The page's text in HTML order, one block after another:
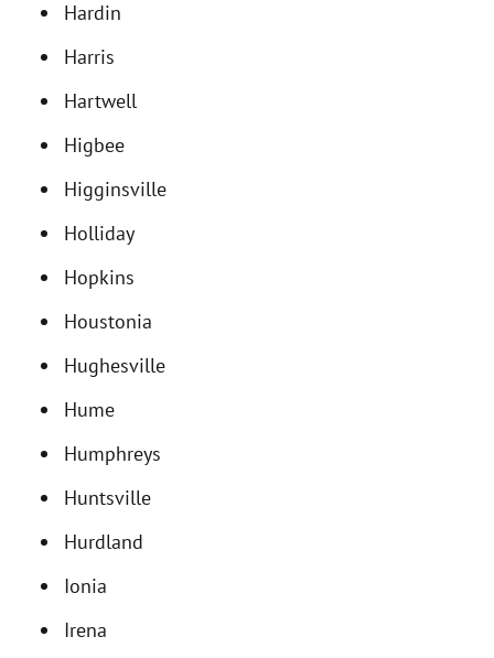
Hardin
Harris
Hartwell
Higbee
Higginsville
Holliday
Hopkins
Houstonia
Hughesville
Hume
Humphreys
Huntsville
Hurdland
Ionia
Irena